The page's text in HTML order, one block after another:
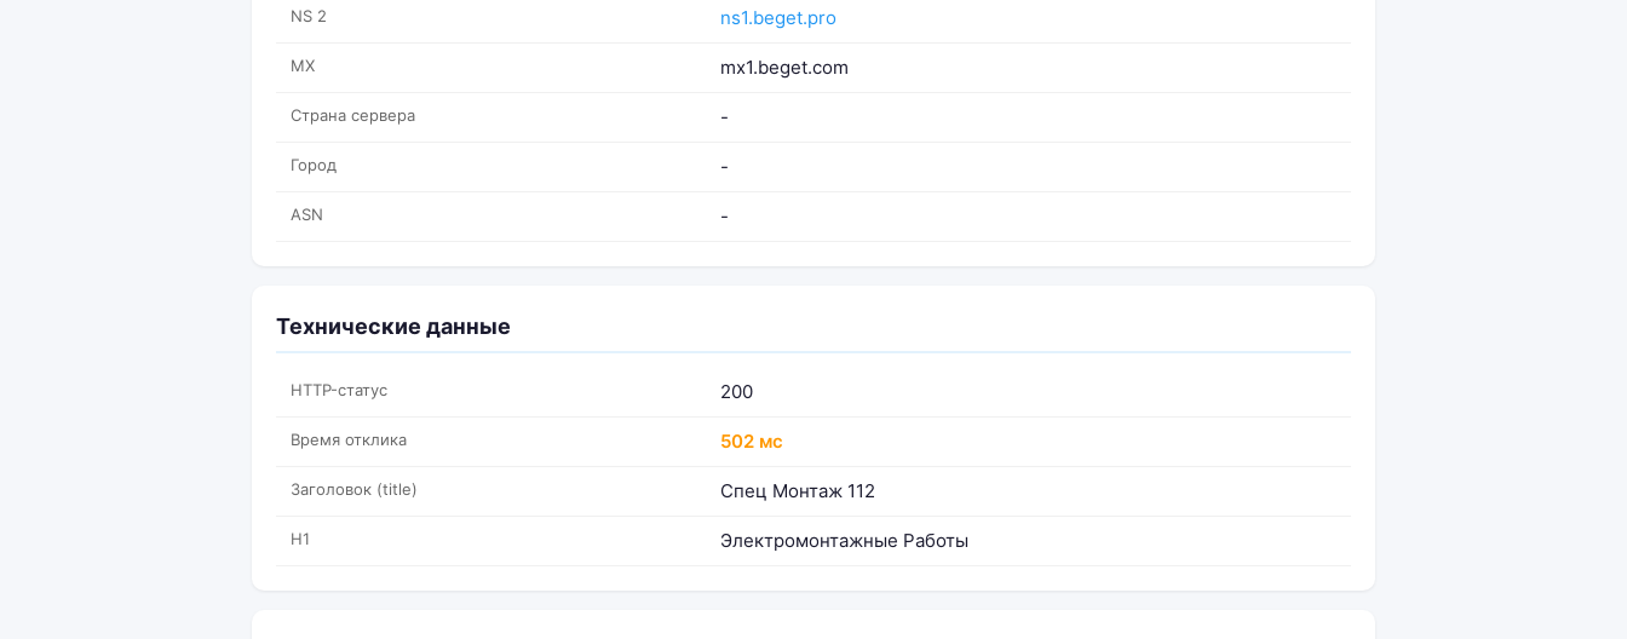
NS 2 ns1.beget.pro
MX mx1.beget.com
Страна сервера -
Город -
ASN -
Технические данные
HTTP-статус 200
Время отклика 502 мс
Заголовок (title) Спец Монтаж 112
H1 Электромонтажные Работы